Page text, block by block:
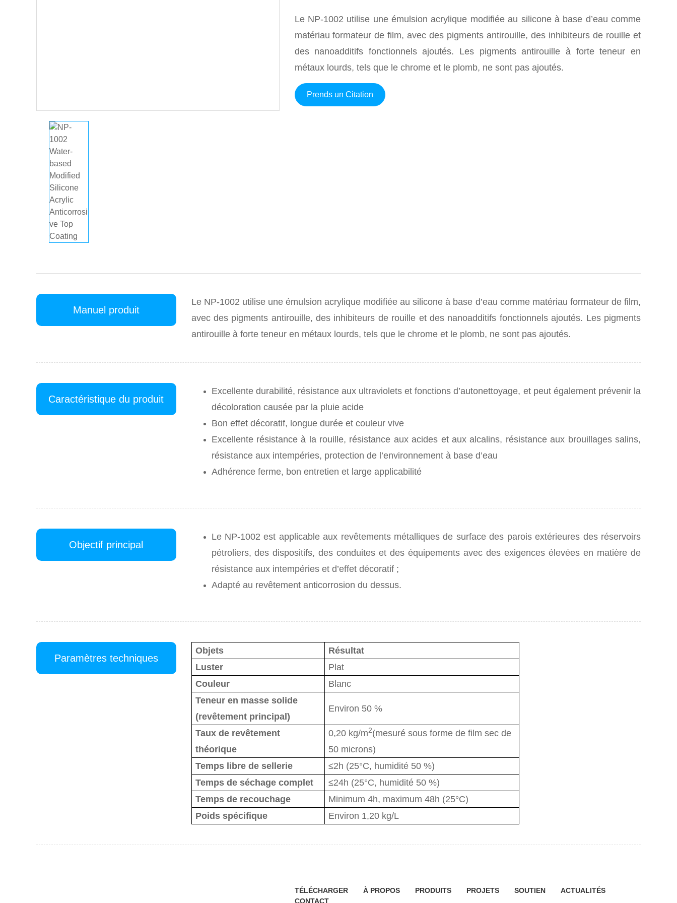
Le NP-1002 utilise une émulsion acrylique modifiée au silicone à base d’eau comme
matériau formateur de film, avec des pigments antirouille, des inhibiteurs de rouille et
des nanoadditifs fonctionnels ajoutés. Les pigments antirouille à forte teneur en
métaux lourds, tels que le chrome et le plomb, ne sont pas ajoutés.
Prends un Citation
Manuel produit
Le NP-1002 utilise une émulsion acrylique modifiée au silicone à base d’eau comme matériau formateur de film,
avec des pigments antirouille, des inhibiteurs de rouille et des nanoadditifs fonctionnels ajoutés. Les pigments
antirouille à forte teneur en métaux lourds, tels que le chrome et le plomb, ne sont pas ajoutés.
Caractéristique du produit
Excellente durabilité, résistance aux ultraviolets et fonctions d’autonettoyage, et peut également prévenir la
décoloration causée par la pluie acide
Bon effet décoratif, longue durée et couleur vive
Excellente résistance à la rouille, résistance aux acides et aux alcalins, résistance aux brouillages salins,
résistance aux intempéries, protection de l’environnement à base d’eau
Adhérence ferme, bon entretien et large applicabilité
Objectif principal
Le NP-1002 est applicable aux revêtements métalliques de surface des parois extérieures des réservoirs
pétroliers, des dispositifs, des conduites et des équipements avec des exigences élevées en matière de
résistance aux intempéries et d’effet décoratif ;
Adapté au revêtement anticorrosion du dessus.
Paramètres techniques
Objets
Résultat
Luster
Plat
Couleur
Blanc
Teneur en masse solide
(revêtement principal)
Environ 50 %
Taux de revêtement
théorique
0,20 kg/m2(mesuré sous forme de film sec de
50 microns)
Temps libre de sellerie
≤2h (25°C, humidité 50 %)
Temps de séchage complet
≤24h (25°C, humidité 50 %)
Temps de recouchage
Minimum 4h, maximum 48h (25°C)
Poids spécifique
Environ 1,20 kg/L
TÉLÉCHARGER À PROPOS PRODUITS PROJETS SOUTIEN
ACTUALITÉS
CONTACT